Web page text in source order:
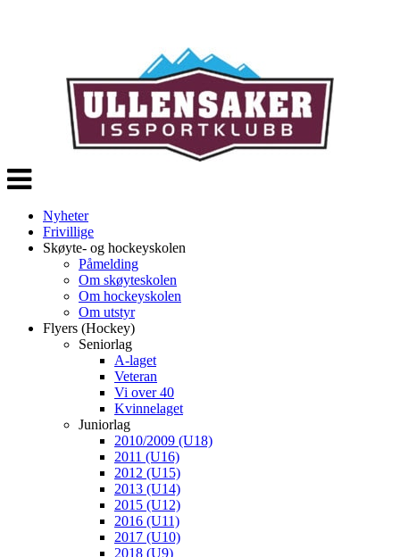
Veksle
navigasjon
Nyheter
Frivillige
Skøyte- og hockeyskolen
Påmelding
Om skøyteskolen
Om hockeyskolen
Om utstyr
Flyers (Hockey)
Seniorlag
A-laget
Veteran
Vi over 40
Kvinnelaget
Juniorlag
2010/2009 (U18)
2011 (U16)
2012 (U15)
2013 (U14)
2015 (U12)
2016 (U11)
2017 (U10)
2018 (U9)